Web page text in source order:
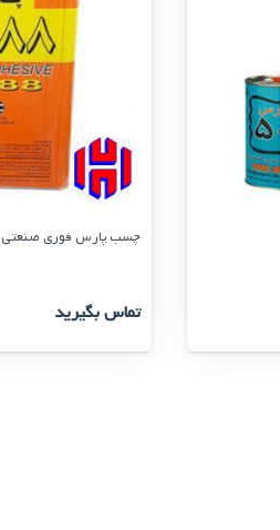
چسب پارس فوری صنعتی 8888 گالن
تماس بگیرید